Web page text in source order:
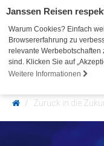
Janssen Reisen
Warum Cookies? Einfach
Browsererfahrung zu
relevante
sind. Klicken Sie auf
Weitere Informationen
Zurück in die